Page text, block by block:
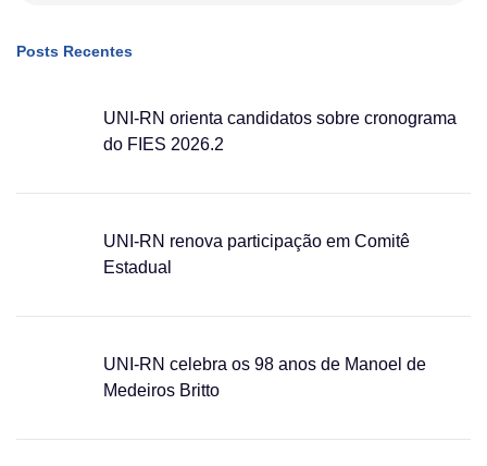
Posts Recentes
UNI-RN orienta candidatos sobre cronograma
do FIES 2026.2
UNI-RN renova participação em Comitê
Estadual
UNI-RN celebra os 98 anos de Manoel de
Medeiros Britto